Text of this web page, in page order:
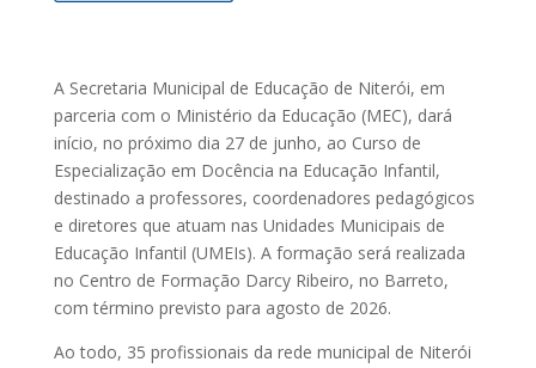
A Secretaria Municipal de Educação de Niterói, em
parceria com o Ministério da Educação (MEC), dará
início, no próximo dia 27 de junho, ao Curso de
Especialização em Docência na Educação Infantil,
destinado a professores, coordenadores pedagógicos
e diretores que atuam nas Unidades Municipais de
Educação Infantil (UMEIs). A formação será realizada
no Centro de Formação Darcy Ribeiro, no Barreto,
com término previsto para agosto de 2026.
Ao todo, 35 profissionais da rede municipal de Niterói